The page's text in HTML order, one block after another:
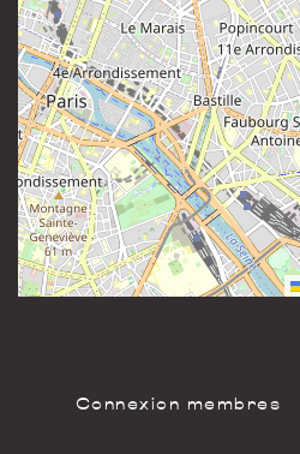
81 rue Saint-Maur
75011 Paris
France
Connexion membres